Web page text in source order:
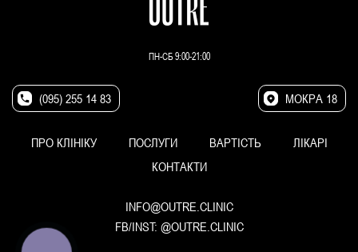
ПН-СБ 9:00-21:00
(095) 255 14 83 МОКРА 18
ПРО КЛІНІКУ ПОСЛУГИ ВАРТІСТЬ
ЛІКАРІ
КОНТАКТИ
INFO@OUTRE.CLINIC
FB/INST: @OUTRE.CLINIC